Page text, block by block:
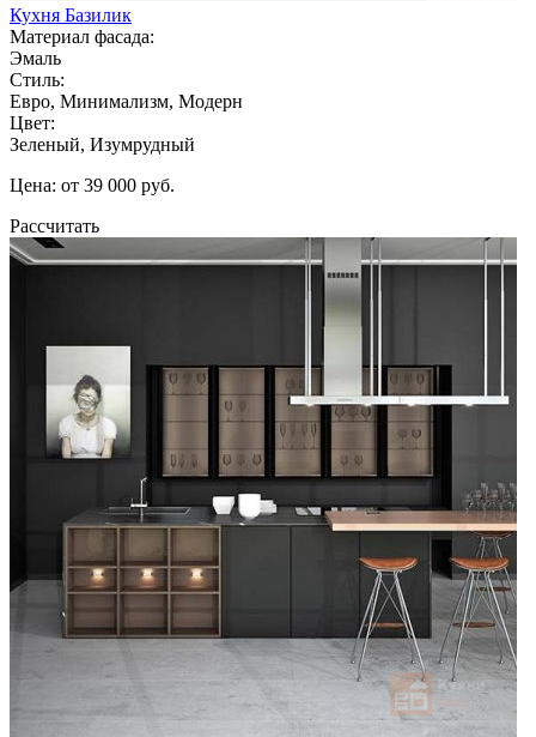
Кухня Базилик
Материал фасада:
Эмаль
Стиль:
Евро, Минимализм, Модерн
Цвет:
Зеленый, Изумрудный
Цена: от 39 000 руб.
Рассчитать